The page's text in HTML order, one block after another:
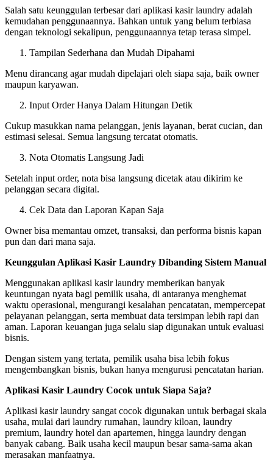
Salah satu keunggulan terbesar dari aplikasi kasir laundry adalah
kemudahan penggunaannya. Bahkan untuk yang belum terbiasa
dengan teknologi sekalipun, penggunaannya tetap terasa simpel.
Tampilan Sederhana dan Mudah Dipahami
Menu dirancang agar mudah dipelajari oleh siapa saja, baik owner
maupun karyawan.
Input Order Hanya Dalam Hitungan Detik
Cukup masukkan nama pelanggan, jenis layanan, berat cucian, dan
estimasi selesai. Semua langsung tercatat otomatis.
Nota Otomatis Langsung Jadi
Setelah input order, nota bisa langsung dicetak atau dikirim ke
pelanggan secara digital.
Cek Data dan Laporan Kapan Saja
Owner bisa memantau omzet, transaksi, dan performa bisnis kapan
pun dan dari mana saja.
Keunggulan Aplikasi Kasir Laundry Dibanding Sistem Manual
Menggunakan aplikasi kasir laundry memberikan banyak
keuntungan nyata bagi pemilik usaha, di antaranya menghemat
waktu operasional, mengurangi kesalahan pencatatan, mempercepat
pelayanan pelanggan, serta membuat data tersimpan lebih rapi dan
aman. Laporan keuangan juga selalu siap digunakan untuk evaluasi
bisnis.
Dengan sistem yang tertata, pemilik usaha bisa lebih fokus
mengembangkan bisnis, bukan hanya mengurusi pencatatan harian.
Aplikasi Kasir Laundry Cocok untuk Siapa Saja?
Aplikasi kasir laundry sangat cocok digunakan untuk berbagai skala
usaha, mulai dari laundry rumahan, laundry kiloan, laundry
premium, laundry hotel dan apartemen, hingga laundry dengan
banyak cabang. Baik usaha kecil maupun besar sama-sama akan
merasakan manfaatnya.